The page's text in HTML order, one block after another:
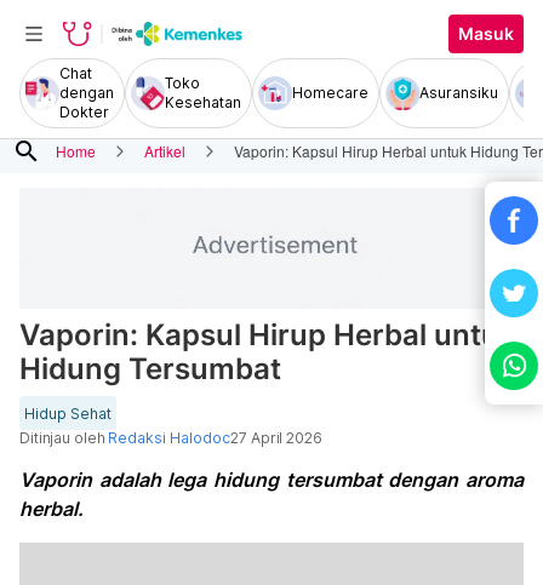
Masuk
Chat
dengan
Dokter
Toko
Kesehatan
Homecare Asuransiku
search Home Artikel Vaporin: Kapsul Hirup Herbal untuk Hidung
Vaporin: Kapsul Hirup Herbal untuk
Hidung Tersumbat
Hidup Sehat
Ditinjau oleh Redaksi Halodoc27 April 2026
Vaporin adalah lega hidung tersumbat dengan aroma
herbal.